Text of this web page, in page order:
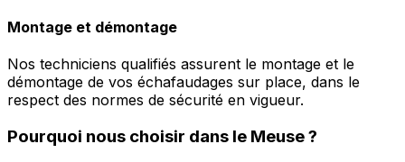
Montage et démontage
Nos techniciens qualifiés assurent le montage et le
démontage de vos échafaudages sur place, dans le
respect des normes de sécurité en vigueur.
Pourquoi nous choisir dans le Meuse?